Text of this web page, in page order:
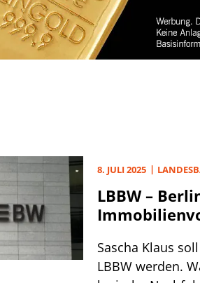
8. JULI 2025
LBBW –
Sascha Klaus
LBBW werden.